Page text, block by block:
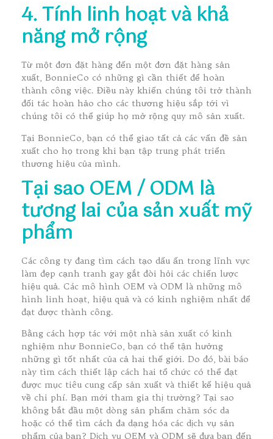
4. Tính linh hoạt và khả
năng mở rộng
Từ một đơn đặt hàng đến một đơn đặt hàng sản
xuất, BonnieCo có những gì cần thiết để hoàn
thành công việc. Điều này khiến chúng tôi trở thành
đối tác hoàn hảo cho các thương hiệu sắp tới vì
chúng tôi có thể giúp họ mở rộng quy mô sản xuất.
Tại BonnieCo, bạn có thể giao tất cả các vấn đề sản
xuất cho họ trong khi bạn tập trung phát triển
thương hiệu của mình.
Tại sao OEM / ODM là
tương lai của sản xuất mỹ
phẩm
Các công ty đang tìm cách tạo dấu ấn trong lĩnh vực
làm đẹp cạnh tranh gay gắt đòi hỏi các chiến lược
hiệu quả. Các mô hình OEM và ODM là những mô
hình linh hoạt, hiệu quả và có kinh nghiệm nhất để
đạt được thành công.
Bằng cách hợp tác với một nhà sản xuất có kinh
nghiệm như BonnieCo, bạn có thể tận hưởng
những gì tốt nhất của cả hai thế giới. Do đó, bài báo
này tìm cách thiết lập cách hai tổ chức có thể đạt
được mục tiêu cung cấp sản xuất và thiết kế hiệu quả
về chi phí. Bạn mới tham gia thị trường? Tại sao
không bắt đầu một dòng sản phẩm chăm sóc da
hoặc có thể tìm cách đa dạng hóa các dịch vụ sản
phẩm của bạn? Dịch vụ OEM và ODM sẽ đưa bạn đến